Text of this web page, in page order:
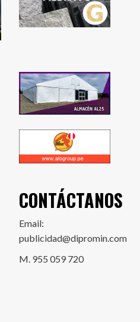
CONTÁCTANOS
Email:
publicidad@dipromin.com
M. 955 059 720